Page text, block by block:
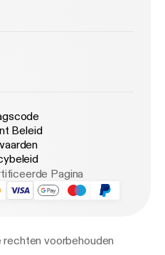
Beleid
Pagina
voorbehouden